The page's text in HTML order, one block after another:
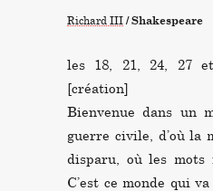
Richard III / Shakespeare
les 18, 21, 24, 27
[création]
Bienvenue dans un
guerre civile, d’où la
disparu, où les mots
C’est ce monde qui